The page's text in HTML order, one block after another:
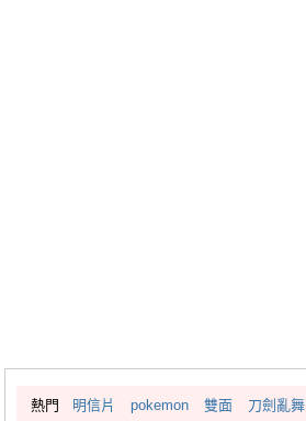
繪圖藝廊
交流中心
熱門 明信片 pokemon 雙面 刀劍亂舞